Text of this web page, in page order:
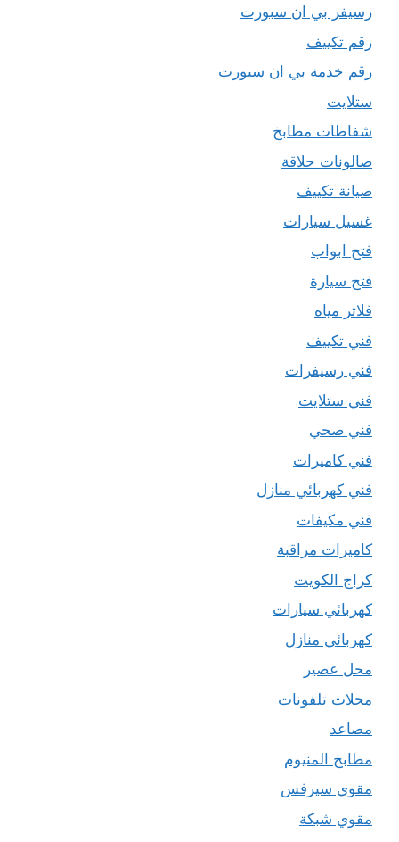
رسيفر بي ان سبورت
رقم تكييف
رقم خدمة بي ان سبورت
ستلايت
شفاطات مطابخ
صالونات حلاقة
صيانة تكييف
غسيل سيارات
فتح ابواب
فتح سيارة
فلاتر مياه
فني تكييف
فني رسيفرات
فني ستلايت
فني صحي
فني كاميرات
فني كهربائي منازل
فني مكيفات
كاميرات مراقبة
كراج الكويت
كهربائي سيارات
كهربائي منازل
محل عصير
محلات تلفونات
مصاعد
مطابخ المنيوم
مقوي سيرفس
مقوي شبكة